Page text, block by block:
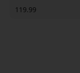
119.99